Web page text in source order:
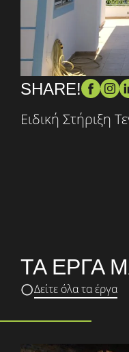
SHARE!
Ειδική Στήριξη
ΤΑ ΕΡΓΑ
Δείτε όλα τα έργα